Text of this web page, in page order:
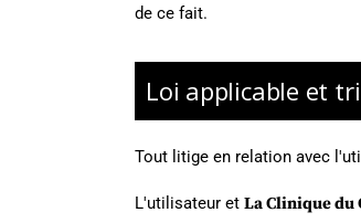
de ce fait.
Loi applicable et
Tout litige en relation avec
L'utilisateur et La Clinique du